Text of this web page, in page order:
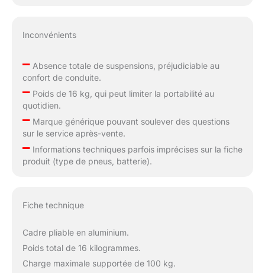
Inconvénients
–Absence totale de suspensions, préjudiciable au
confort de conduite.
–Poids de 16 kg, qui peut limiter la portabilité au
quotidien.
–Marque générique pouvant soulever des questions
sur le service après-vente.
–Informations techniques parfois imprécises sur la fiche
produit (type de pneus, batterie).
Fiche technique
Cadre pliable en aluminium.
Poids total de 16 kilogrammes.
Charge maximale supportée de 100 kg.